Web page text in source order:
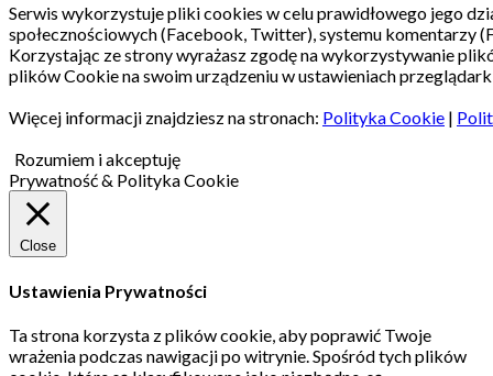
Serwis wykorzystuje pliki cookies w celu prawidłowego jego
społecznościowych (Facebook, Twitter), systemu komentarzy
Korzystając ze strony wyrażasz zgodę na wykorzystywanie
plików Cookie na swoim urządzeniu w ustawieniach
Więcej informacji znajdziesz na stronach: Polityka Cookie |
Rozumiem i akceptuję
Prywatność & Polityka Cookie
Close
Ustawienia Prywatności
Ta strona korzysta z plików cookie, aby poprawić Twoje
wrażenia podczas nawigacji po witrynie.Spośród tych plików